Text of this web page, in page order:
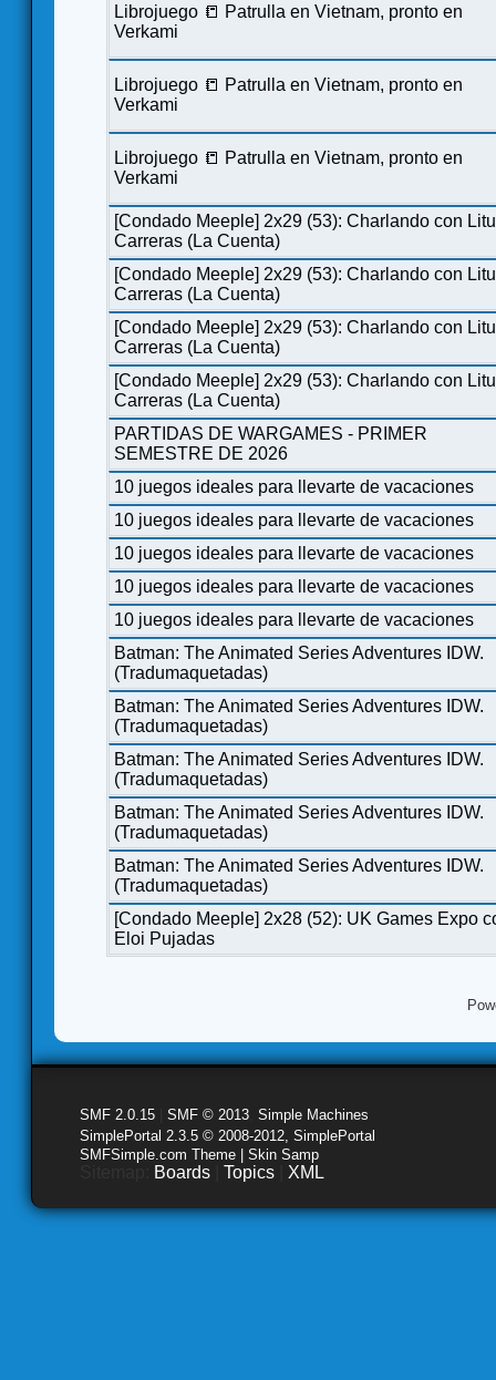
Librojuego 📒 Patrulla en Vietnam, pronto en
Verkami
Librojuego 📒 Patrulla en Vietnam, pronto en
Verkami
Librojuego 📒 Patrulla en Vietnam, pronto en
Verkami
[Condado Meeple] 2x29 (53): Charlando con
Carreras (La Cuenta)
[Condado Meeple] 2x29 (53): Charlando con
Carreras (La Cuenta)
[Condado Meeple] 2x29 (53): Charlando con
Carreras (La Cuenta)
[Condado Meeple] 2x29 (53): Charlando con
Carreras (La Cuenta)
PARTIDAS DE WARGAMES - PRIMER
SEMESTRE DE 2026
10 juegos ideales para llevarte de vacaciones
10 juegos ideales para llevarte de vacaciones
10 juegos ideales para llevarte de vacaciones
10 juegos ideales para llevarte de vacaciones
10 juegos ideales para llevarte de vacaciones
Batman: The Animated Series Adventures IDW.
(Tradumaquetadas)
Batman: The Animated Series Adventures IDW.
(Tradumaquetadas)
Batman: The Animated Series Adventures IDW.
(Tradumaquetadas)
Batman: The Animated Series Adventures IDW.
(Tradumaquetadas)
Batman: The Animated Series Adventures IDW.
(Tradumaquetadas)
[Condado Meeple] 2x28 (52): UK Games Expo
Eloi Pujadas
SMF 2.0.15 SMF © 2013 Simple Machines
SimplePortal 2.3.5 © 2008-2012, SimplePortal
SMFSimple.com Theme | Skin Samp
Boards Topics XML